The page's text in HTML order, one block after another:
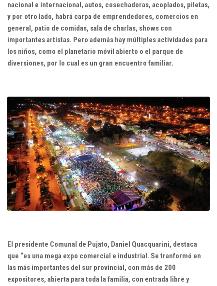
nacional e internacional, autos, cosechadoras, acoplados, piletas,
y por otro lado, habrá carpa de emprendedores, comercios en
general, patio de comidas, sala de charlas, shows con
importantes artistas. Pero además hay múltiples actividades para
los niños, como el planetario móvil abierto o el parque de
diversiones, por lo cual es un gran encuentro familiar.
El presidente Comunal de Pujato, Daniel Quacquarini, destaca
que “es una mega expo comercial e industrial. Se tranformó en
las más importantes del sur provincial, con más de 200
expositores, abierta para toda la familia, con entrada libre y